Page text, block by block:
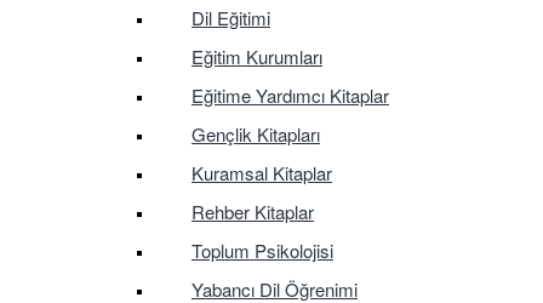
Dil Eğitimi
Eğitim Kurumları
Eğitime Yardımcı Kitaplar
Gençlik Kitapları
Kuramsal Kitaplar
Rehber Kitaplar
Toplum Psikolojisi
Yabancı Dil Öğrenimi